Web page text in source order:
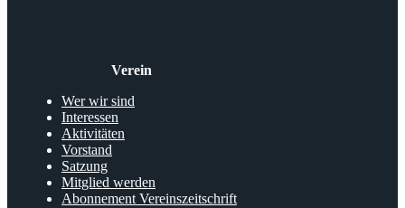
Verein
Wer wir sind
Interessen
Aktivitäten
Vorstand
Satzung
Mitglied werden
Abonnement Vereinszeitschrift